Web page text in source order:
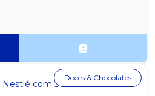
Doces & Chocolates